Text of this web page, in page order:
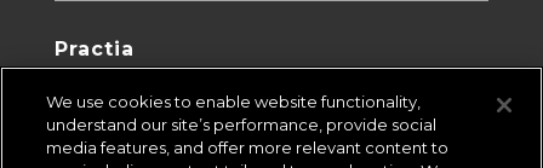
Practia
Eventos
Insights
We use cookies to enable website functionality,
understand our site’s performance, provide social
media features, and offer more relevant content to